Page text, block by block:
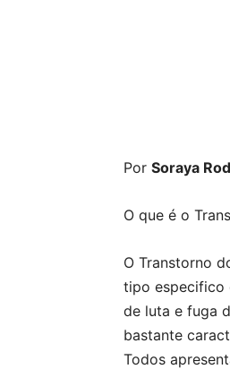
Por Soraya
O que é o
O Transtorno
tipo especifico
de luta e fuga
bastante
Todos